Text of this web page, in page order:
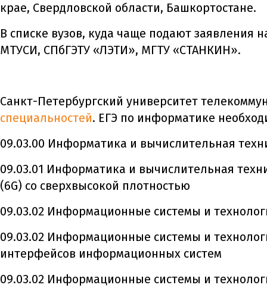
крае, Свердловской области, Башкортостане.
В списке вузов, куда чаще подают заявления
МТУСИ, СПбГЭТУ «ЛЭТИ», МГТУ «СТАНКИН».
Санкт-Петербургский университет
специальностей. ЕГЭ по информатике
09.03.00 Информатика и вычислительная
09.03.01 Информатика и вычислительная
(6G) со сверхвысокой плотностью
09.03.02 Информационные системы и
09.03.02 Информационные системы и
интерфейсов информационных систем
09.03.02 Информационные системы и